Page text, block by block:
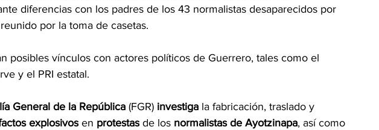
diferencias con los padres de los 43 normalistas desaparecidos por
por la toma de casetas.
posibles vínculos con actores políticos de Guerrero, tales como el
y el PRI estatal.
General de la República (FGR) investiga la fabricación, traslado y
explosivos en protestas de los normalistas de Ayotzinapa, así como